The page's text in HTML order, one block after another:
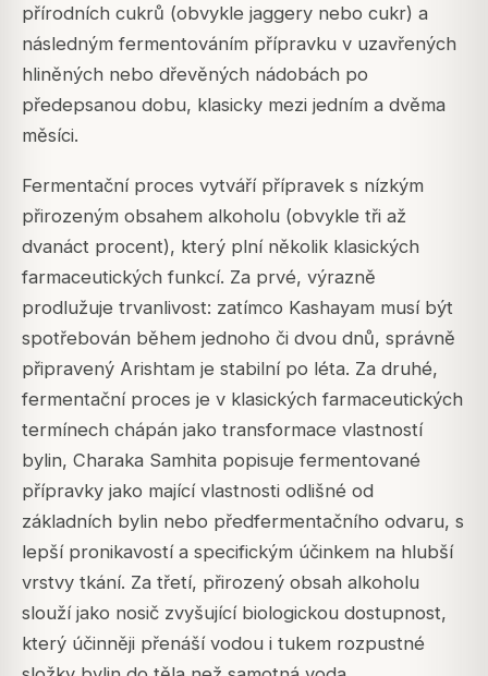
přírodních cukrů (obvykle jaggery nebo cukr) a
následným fermentováním přípravku v uzavřených
hliněných nebo dřevěných nádobách po
předepsanou dobu, klasicky mezi jedním a dvěma
měsíci.
Fermentační proces vytváří přípravek s nízkým
přirozeným obsahem alkoholu (obvykle tři až
dvanáct procent), který plní několik klasických
farmaceutických funkcí. Za prvé, výrazně
prodlužuje trvanlivost: zatímco Kashayam musí být
spotřebován během jednoho či dvou dnů, správně
připravený Arishtam je stabilní po léta. Za druhé,
fermentační proces je v klasických farmaceutických
termínech chápán jako transformace vlastností
bylin, Charaka Samhita popisuje fermentované
přípravky jako mající vlastnosti odlišné od
základních bylin nebo předfermentačního odvaru, s
lepší pronikavostí a specifickým účinkem na hlubší
vrstvy tkání. Za třetí, přirozený obsah alkoholu
slouží jako nosič zvyšující biologickou dostupnost,
který účinněji přenáší vodou i tukem rozpustné